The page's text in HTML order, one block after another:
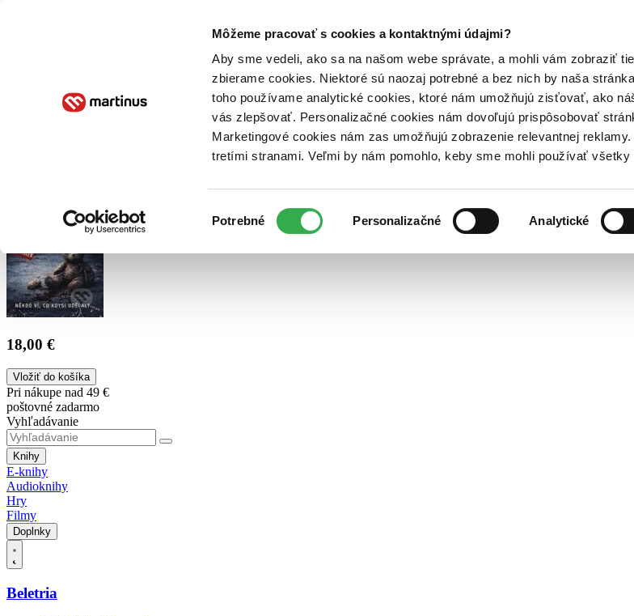
Môžeme pracovať s cookies a kontaktnými údajmi?
Aby sme vedeli, ako sa na našom webe správate, a mohli vám zobraziť
zbierame cookies. Niektoré sú naozaj potrebné a bez nich by naša
toho používame analytické cookies, ktoré nám umožňujú zisťovať, ako
vás zlepšovať. Personalizačné cookies nám dovoľujú prispôsobovať
Marketingové cookies nám zas umožňujú zobrazenie relevantnej
tretími stranami. Veľmi by nám pomohlo, keby sme mohli používať všetky
súhlasu
Potrebné Personalizačné Analytické
Poukážky Kontakt
18,00 €
Vložiť do košíka
Pri nákupe nad 49 €
poštovné zadarmo
Vyhľadávanie
Knihy
E-knihy
Audioknihy
Hry
Filmy
Doplnky
Beletria